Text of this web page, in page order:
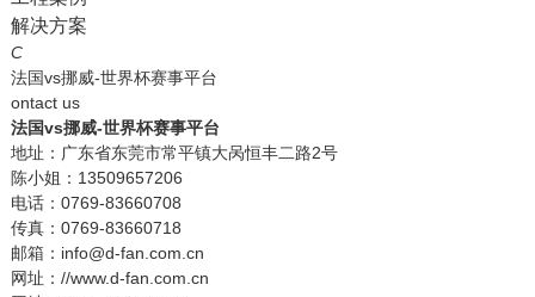
解决方案
C
法国vs挪威-世界杯赛事平台
ontact us
法国vs挪威-世界杯赛事平台
地址：广东省东莞市常平镇大呙恒丰二路2号
陈小姐：13509657206
电话：0769-83660708
传真：0769-83660718
邮箱：info@d-fan.com.cn
网址：//www.d-fan.com.cn